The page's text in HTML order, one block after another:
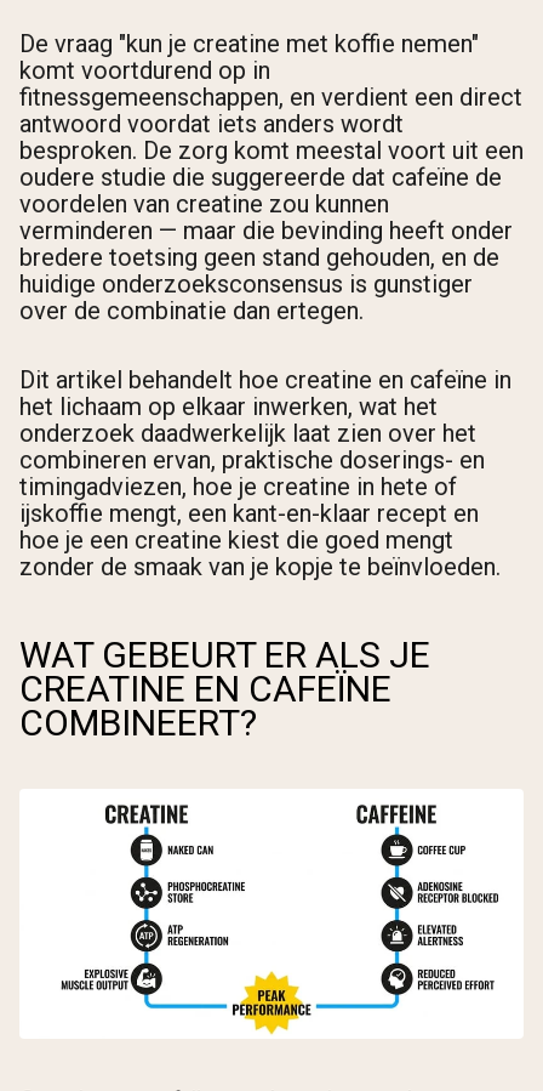
De vraag "kun je creatine met koffie nemen"
komt voortdurend op in
fitnessgemeenschappen, en verdient een direct
antwoord voordat iets anders wordt
besproken. De zorg komt meestal voort uit een
oudere studie die suggereerde dat cafeïne de
voordelen van creatine zou kunnen
verminderen — maar die bevinding heeft onder
bredere toetsing geen stand gehouden, en de
huidige onderzoeksconsensus is gunstiger
over de combinatie dan ertegen.
Dit artikel behandelt hoe creatine en cafeïne in
het lichaam op elkaar inwerken, wat het
onderzoek daadwerkelijk laat zien over het
combineren ervan, praktische doserings- en
timingadviezen, hoe je creatine in hete of
ijskoffie mengt, een kant-en-klaar recept en
hoe je een creatine kiest die goed mengt
zonder de smaak van je kopje te beïnvloeden.
WAT GEBEURT ER ALS JE
CREATINE EN CAFEÏNE
COMBINEERT?